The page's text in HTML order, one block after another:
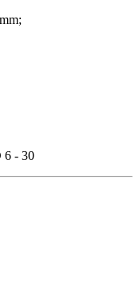
6 - 30